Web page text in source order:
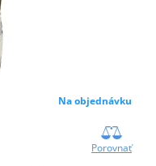
Na objednávku
Porovnať